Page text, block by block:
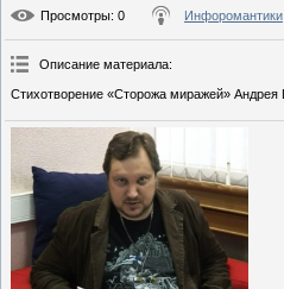
Просмотры: 0 Инфоромантики
Описание материала:
Стихотворение «Сторожа миражей» Андрея